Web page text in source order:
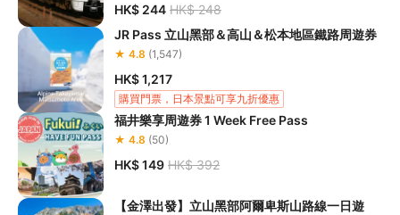
HK$ 244 HK$ 248
JR Pass 立山黑部＆高山＆松本地區鐵路周遊券
★ 4.8 (1,547)
HK$ 1,217
購買門票，日本景點可享九折優惠
贈 3GB eSIM（價值JPY 1,200）
福井樂享周遊券 1 Week Free Pass
★ 4.8 (50)
HK$ 149 HK$ 392
【金澤出發】立山黑部阿爾卑斯山路線一日遊